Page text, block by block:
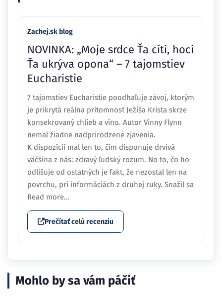
Zachej.sk blog
NOVINKA: „Moje srdce Ťa cíti, hoci
Ťa ukrýva opona“ – 7 tajomstiev
Eucharistie
7 tajomstiev Eucharistie poodhaľuje závoj, ktorým
je prikrytá reálna prítomnosť Ježiša Krista skrze
konsekrovaný chlieb a víno. Autor Vinny Flynn
nemal žiadne nadprirodzené zjavenia.
K dispozícii mal len to, čím disponuje drvivá
väčšina z nás: zdravý ľudský rozum. No to, čo ho
odlišuje od ostatných je fakt, že nezostal len na
povrchu, pri informáciách z druhej ruky. Snažil sa
Read more...
Prečítať celú recenziu
Mohlo by sa vám páčiť